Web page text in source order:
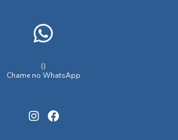
()
Chame no WhatsApp